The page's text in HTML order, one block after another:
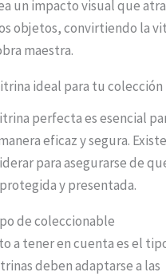
un impacto visual que
objetos, convirtiendo la
maestra.
ideal para tu colección
perfecta es esencial
eficaz y segura.
para asegurarse de
y presentada.
de coleccionable
a tener en cuenta es el
deben adaptarse a las